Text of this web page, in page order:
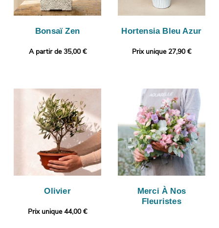
Bonsaï Zen
A partir de 35,00 €
Hortensia Bleu Azur
Prix unique 27,90 €
Olivier
Prix unique 44,00 €
Merci À Nos
Fleuristes